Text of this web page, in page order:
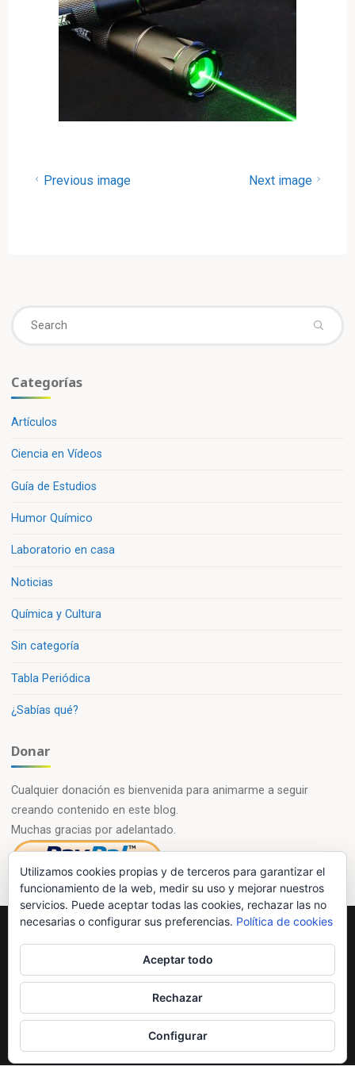
Previous image Next image
Categorías
Artículos
Ciencia en Vídeos
Guía de Estudios
Humor Químico
Laboratorio en casa
Noticias
Química y Cultura
Sin categoría
Tabla Periódica
¿Sabías qué?
Donar
Cualquier donación es bienvenida para animarme a seguir
creando contenido en este blog.
Muchas gracias por adelantado.
©2026 Química en casa.com
Utilizamos cookies propias y de terceros para garantizar el
funcionamiento de la web, medir su uso y mejorar nuestros
servicios. Puede aceptar todas las cookies, rechazar las no
necesarias o configurar sus preferencias. Política de cookies
Aceptar todo
Rechazar
Configurar